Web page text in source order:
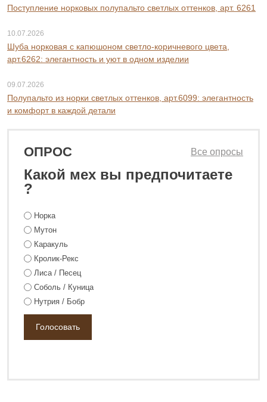
Поступление норковых полупальто светлых оттенков, арт. 6261
10.07.2026
Шуба норковая с капюшоном светло-коричневого цвета,
арт.6262: элегантность и уют в одном изделии
09.07.2026
Полупальто из норки светлых оттенков, арт.6099: элегантность
и комфорт в каждой детали
ОПРОС
Какой мех вы предпочитаете
?
Все опросы
Норка
Мутон
Каракуль
Кролик-Рекс
Лиса / Песец
Соболь / Куница
Нутрия / Бобр